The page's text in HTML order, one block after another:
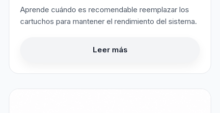
Aprende cuándo es recomendable reemplazar los
cartuchos para mantener el rendimiento del sistema.
Leer más